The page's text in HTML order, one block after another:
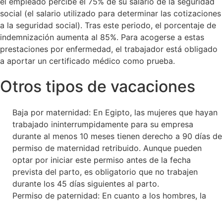
social (el salario utilizado para determinar las cotizaciones
a la seguridad social). Tras este periodo, el porcentaje de
indemnización aumenta al 85%. Para acogerse a estas
prestaciones por enfermedad, el trabajador está obligado
a aportar un certificado médico como prueba.
Otros tipos de vacaciones
Baja por maternidad: En Egipto, las mujeres que hayan
trabajado ininterrumpidamente para su empresa
durante al menos 10 meses tienen derecho a 90 días de
permiso de maternidad retribuido. Aunque pueden
optar por iniciar este permiso antes de la fecha
prevista del parto, es obligatorio que no trabajen
durante los 45 días siguientes al parto.
Permiso de paternidad: En cuanto a los hombres, la